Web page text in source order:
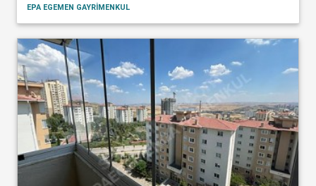
EPA EGEMEN GAYRİMENKUL